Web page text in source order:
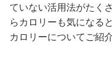
ていない活用法がたく
らカロリーも気になる
カロリーについてご紹